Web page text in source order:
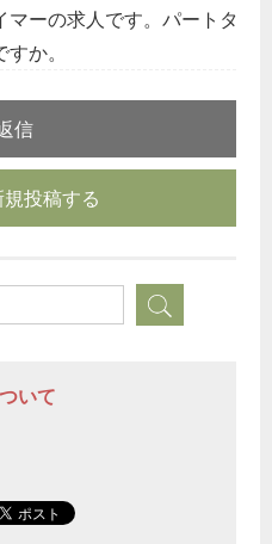
ーの求人です。パートタ
か。
信
投稿する
いて